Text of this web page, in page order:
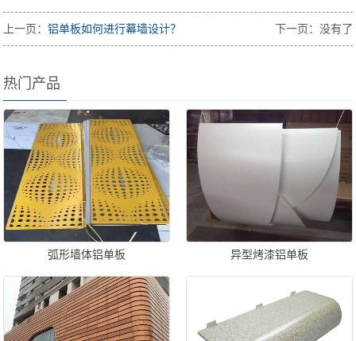
上一页：铝单板如何进行幕墙设计？ 下一页：没有了
热门产品
弧形墙体铝单板 异型烤漆铝单板